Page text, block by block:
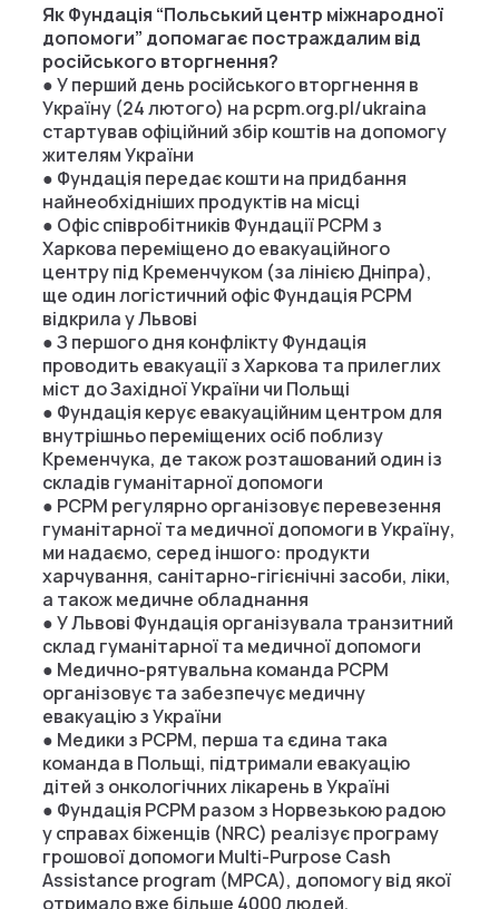
Як Фундація “Польський центр міжнародної
допомоги” допомагає постраждалим від
російського вторгнення?
● У перший день російського вторгнення в
Україну (24 лютого) на pcpm.org.pl/ukraina
стартував офіційний збір коштів на допомогу
жителям України
● Фундація передає кошти на придбання
найнеобхідніших продуктів на місці
● Офіс співробітників Фундації PCPM з
Харкова переміщено до евакуаційного
центру під Кременчуком (за лінією Дніпра),
ще один логістичний офіс Фундація PCPM
відкрила у Львові
● З першого дня конфлікту Фундація
проводить евакуації з Харкова та прилеглих
міст до Західної України чи Польщі
● Фундація керує евакуаційним центром для
внутрішньо переміщених осіб поблизу
Кременчука, де також розташований один із
складів гуманітарної допомоги
● PCPM регулярно організовує перевезення
гуманітарної та медичної допомоги в Україну,
ми надаємо, серед іншого: продукти
харчування, санітарно-гігієнічні засоби, ліки,
а також медичне обладнання
● У Львові Фундація організувала транзитний
склад гуманітарної та медичної допомоги
● Медично-рятувальна команда PCPM
організовує та забезпечує медичну
евакуацію з України
● Медики з PCPM, перша та єдина така
команда в Польщі, підтримали евакуацію
дітей з онкологічних лікарень в Україні
● Фундація PCPM разом з Норвезькою радою
у справах біженців (NRC) реалізує програму
грошової допомоги Multi-Purpose Cash
Assistance program (MPCA), допомогу від якої
отримало вже більше 4000 людей.